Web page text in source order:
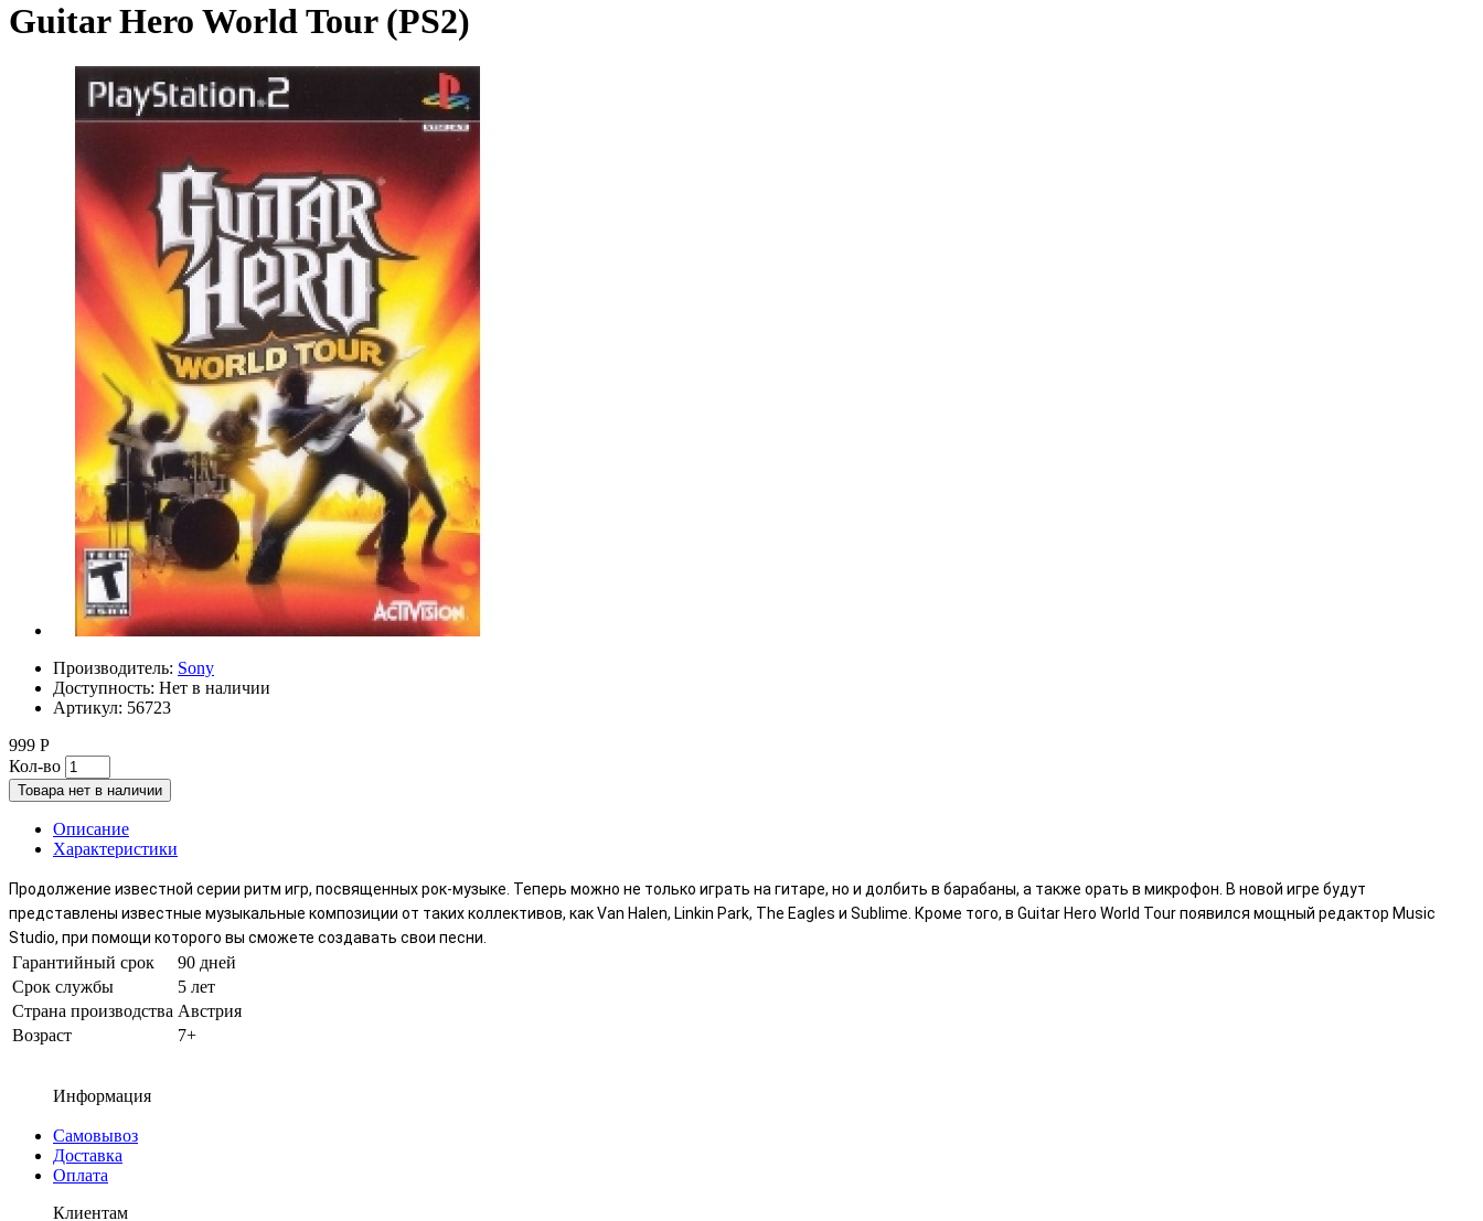
Guitar Hero World Tour (PS2)
Производитель: Sony
Доступность: Нет в наличии
Артикул: 56723
999 Р
Кол-во
Товара нет в наличии
Описание
Характеристики
Продолжение известной серии ритм игр, посвященных рок-музыке. Теперь можно не только играть на гитаре, но и долбить в барабаны, а также орать в микрофон. В новой игре будут
представлены известные музыкальные композиции от таких коллективов, как Van Halen, Linkin Park, The Eagles и Sublime. Кроме того, в Guitar Hero World Tour появился мощный редактор Music
Studio, при помощи которого вы сможете создавать свои песни.
Гарантийный срок
90 дней
Срок службы
5 лет
Страна производства Австрия
Возраст
7+
Информация
Самовывоз
Доставка
Оплата
Клиентам